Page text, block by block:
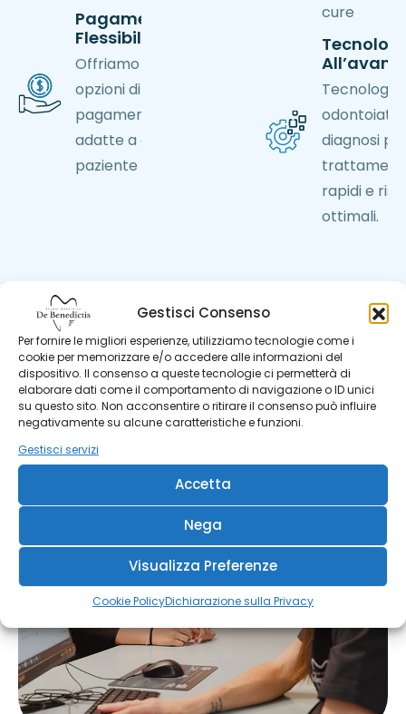
Gestisci Consenso
Per fornire le migliori esperienze, utilizziamo tecnologie come i
cookie per memorizzare e/o accedere alle informazioni del
dispositivo. Il consenso a queste tecnologie ci permetterà di
elaborare dati come il comportamento di navigazione o ID unici
su questo sito. Non acconsentire o ritirare il consenso può influire
negativamente su alcune caratteristiche e funzioni.
Gestisci servizi
Accetta
Nega
Visualizza Preferenze
Cookie PolicyDichiarazione sulla Privacy
Pagamento
Flessibile
Offriamo
opzioni di
pagamento
adatte a ogni
paziente
cure
Tecnologie
diagnosi
rapidi e
ottimali.